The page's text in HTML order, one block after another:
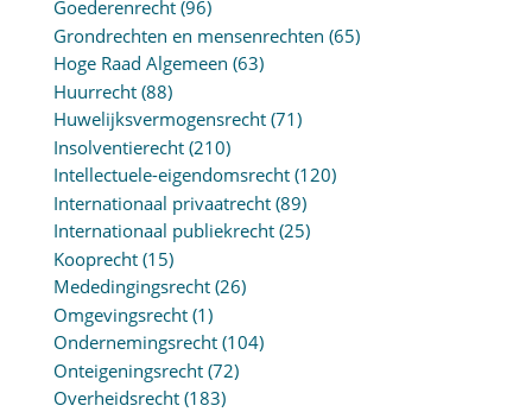
Goederenrecht(96)
Grondrechten en mensenrechten (65)
Hoge Raad Algemeen (63)
Huurrecht(88)
Huwelijksvermogensrecht(71)
Insolventierecht(210)
Intellectuele-eigendomsrecht(120)
Internationaal privaatrecht(89)
Internationaal publiekrecht(25)
Kooprecht(15)
Mededingingsrecht(26)
Omgevingsrecht(1)
Ondernemingsrecht(104)
Onteigeningsrecht(72)
Overheidsrecht(183)